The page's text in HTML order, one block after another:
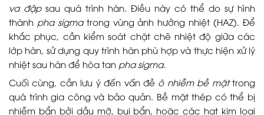
va đậpsau quá trình hàn. Điều này có thể do sự hình
thành pha sigmatrong vùng ảnh hưởng nhiệt (HAZ). Để
khắc phục, cần kiểm soát chặt chẽ nhiệt độ giữa các
lớp hàn, sử dụng quy trình hàn phù hợp và thực hiện xử lý
nhiệt sau hàn để hòa tan pha sigma.
Cuối cùng, cần lưu ý đến vấn đề ô nhiễm bề mặttrong
quá trình gia công và bảo quản. Bề mặt thép có thể bị
nhiễm bẩn bởi dầu mỡ, bụi bẩn, hoặc các hạt kim loại